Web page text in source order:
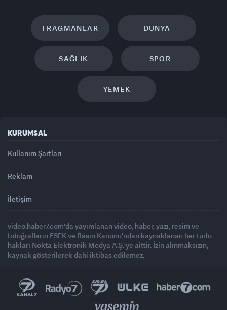
FRAGMANLAR DÜNYA
SAĞLIK SPOR
YEMEK
KURUMSAL
Kullanım Şartları
Reklam
İletişim
video.haber7.com'da yayımlanan video, haber, yazı, resim ve
fotoğrafların FSEK ve Basın Kanunu'ndan kaynaklanan her türlü
hakları Nokta Elektronik Medya A.Ş.'ye aittir. İzin alınmaksızın,
kaynak gösterilerek dahi iktibas edilemez.